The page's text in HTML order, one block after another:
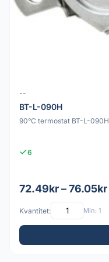
--
BT-L-090H
90°C termostat BT-L-090H
6
72.49kr – 76.05kr
Kvantitet: Min: 1